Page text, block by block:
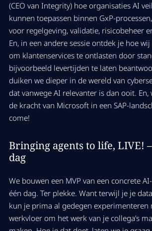
(CEO van Integrity) hoe organisaties AI
kunnen toepassen binnen GxP-
voor regelgeving, validatie, risicobeheer
En, in een andere sessie ontdek je hoe
om klantenservices te ontlasten door
bijvoorbeeld levertijden te laten
duiken we dieper in de wereld van
dat vanwege AI relevanter is dan ooit.
de kracht van Microsoft in een SAP-
come!
Bringing agents to life, LIVE!
dag
We bouwen een MVP van een concrete
één dag. Ter plekke. Want terwijl je je
kun je prima al gedegen experimenteren
werkvloer om het werk van je collega’s